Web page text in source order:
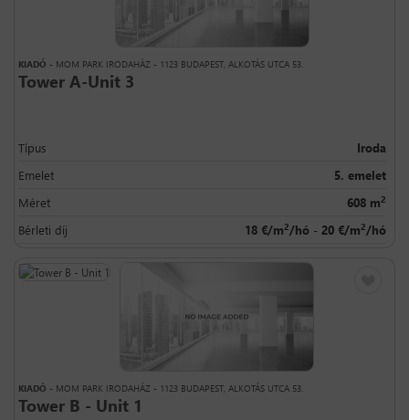
KIADÓ - MOM PARK IRODAHÁZ - 1123 BUDAPEST, ALKOTÁS UTCA 53.
Tower A-Unit 3
Típus Iroda
Emelet 5. emelet
Méret 608 m2
Bérleti díj 18 €/m2/hó - 20 €/m2/hó
KIADÓ - MOM PARK IRODAHÁZ - 1123 BUDAPEST, ALKOTÁS UTCA 53.
Tower B - Unit 1